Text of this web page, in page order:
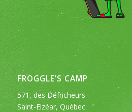
FROGGLE’S CAMP
571, des Défricheurs
Saint-Elzéar, Québec